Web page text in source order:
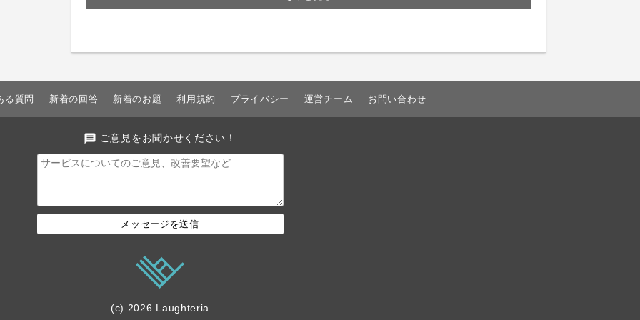
る質問 新着の回答 新着のお題 利用規約 プライバシー 運営チーム お問い合わせ
message ご意見をお聞かせください！
メッセージを送信
(c) 2026 Laughteria